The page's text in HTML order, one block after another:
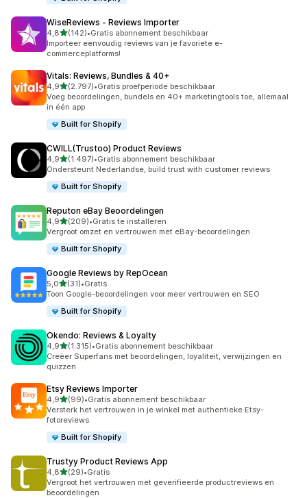
WiseReviews ‑ Reviews Importer
4,8van 5 sterren
(142)
142 recensies in totaal
•Gratis abonnement beschikbaar
Importeer eenvoudig reviews van je favoriete e-
commerceplatforms!
Vitals: Reviews, Bundles & 40+
4,9van 5 sterren
(2.797)
2797 recensies in totaal
•Gratis proefperiode beschikbaar
Voeg beoordelingen, bundels en 40+ marketingtools toe, allemaal
in één app
Built for Shopify
CWILL(Trustoo) Product Reviews
4,9van 5 sterren
(1.497)
1497 recensies in totaal
•Gratis abonnement beschikbaar
Ondersteunt Nederlandse, build trust with customer reviews
Built for Shopify
Reputon eBay Beoordelingen
4,9van 5 sterren
(209)
209 recensies in totaal
•Gratis te installeren
Vergroot omzet en vertrouwen met eBay-beoordelingen
Built for Shopify
Google Reviews by RepOcean
5,0van 5 sterren
(31)
31 recensies in totaal
•Gratis
Toon Google-beoordelingen voor meer vertrouwen en SEO
Built for Shopify
Okendo: Reviews & Loyalty
4,9van 5 sterren
(1.315)
1315 recensies in totaal
•Gratis abonnement beschikbaar
Creëer Superfans met beoordelingen, loyaliteit, verwijzingen en
quizzen
Etsy Reviews Importer
4,9van 5 sterren
(99)
99 recensies in totaal
•Gratis abonnement beschikbaar
Versterk het vertrouwen in je winkel met authentieke Etsy-
fotoreviews
Built for Shopify
Trustyy Product Reviews App
4,8van 5 sterren
(29)
29 recensies in totaal
•Gratis
Vergroot het vertrouwen met geverifieerde productreviews en
beoordelingen